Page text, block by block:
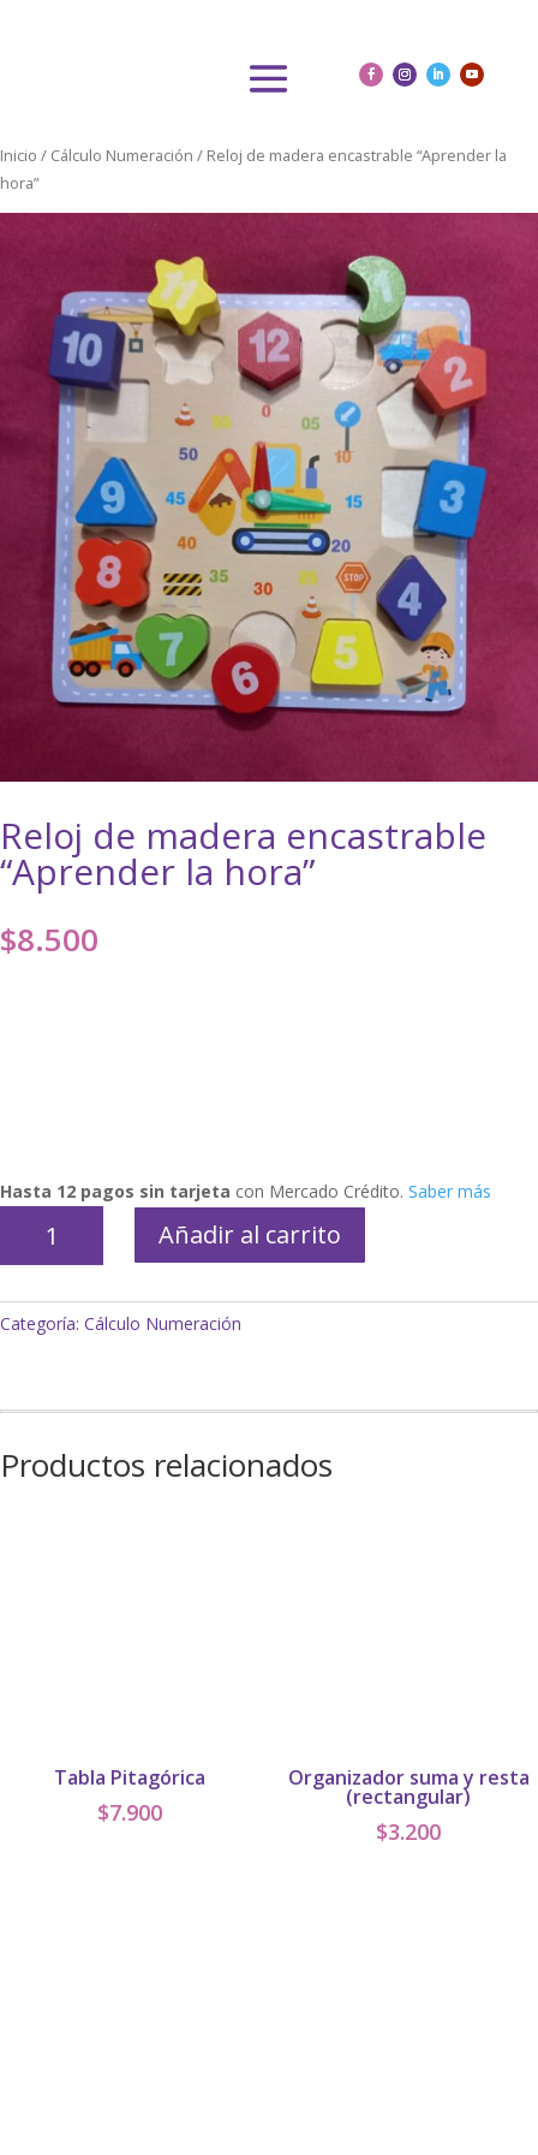
Inicio / Cálculo Numeración / Reloj de madera encastrable “Aprender la
hora”
Reloj de madera encastrable
“Aprender la hora”
$8.500
Hasta 12 pagos sin tarjeta con Mercado Crédito. Saber más
encastrable
"Aprender
cantidad
Añadir al carrito
Categoría: Cálculo Numeración
Productos relacionados
Tabla Pitagórica
$7.900
Organizador suma y resta
(rectangular)
$3.200